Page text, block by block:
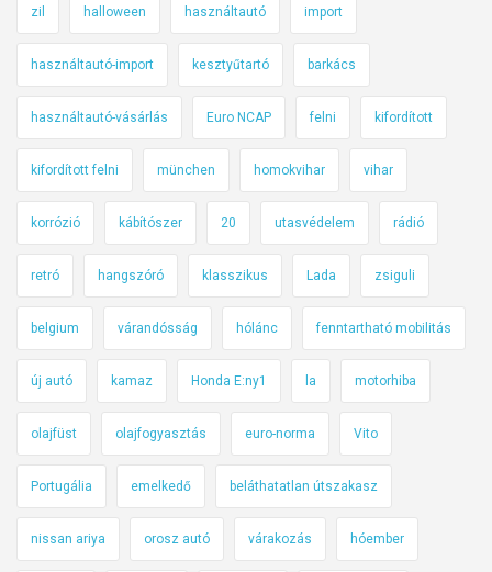
zil halloween használtautó import
használtautó-import kesztyűtartó barkács
használtautó-vásárlás Euro NCAP felni kifordított
kifordított felni münchen homokvihar vihar
korrózió kábítószer 20 utasvédelem rádió
retró hangszóró klasszikus Lada zsiguli
belgium várandósság hólánc fenntartható mobilitás
új autó kamaz Honda E:ny1 la motorhiba
olajfüst olajfogyasztás euro-norma Vito
Portugália emelkedő beláthatatlan útszakasz
nissan ariya orosz autó várakozás hóember